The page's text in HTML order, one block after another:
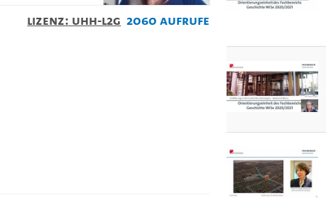
Lizenz: UHH-L2G 2060 Aufrufe